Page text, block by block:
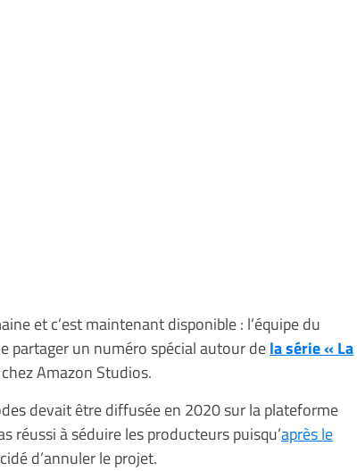
et c’est maintenant disponible : l’équipe du
partager un numéro spécial autour dela série « La
Amazon Studios.
devait être diffusée en 2020 sur la plateforme
réussi à séduire les producteurs puisqu’après le
d’annuler le projet.